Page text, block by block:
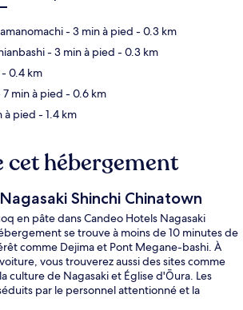
- 3 min à pied - 0.3 km
- 3 min à pied - 0.3 km
- 0.4 km
7 min à pied - 0.6 km
à pied - 1.4 km
cet hébergement
Shinchi Chinatown
en pâte dans Candeo Hotels Nagasaki
se trouve à moins de 10 minutes de
comme Dejima et Pont Megane-bashi. À
vous trouverez aussi des sites comme
culture de Nagasaki et Église d'Ōura. Les
par le personnel attentionné et la